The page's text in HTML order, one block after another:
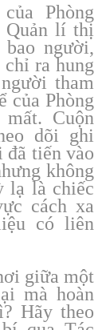
Phòng
Quản lí thị
người,
ra hung
tham
của Phòng
Cuộn
dõi ghi
đã tiến vào
không
lạ là chiếc
cách xa
có liên
giữa một
mà hoàn
Hãy theo